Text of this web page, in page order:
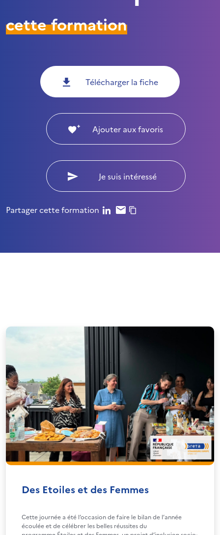
cette formation
Télécharger la fiche
Ajouter aux favoris
Je suis intéressé
Partager cette formation
Des Etoiles et des Femmes
Cette journée a été l’occasion de faire le bilan de l’année
écoulée et de célébrer les belles réussites du